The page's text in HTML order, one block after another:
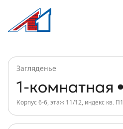
1-комнатная, 37 м²,
Информация о квартире
1-комнатная
Загляденье
Корпус 6-6, этаж 11/12, индекс кв.